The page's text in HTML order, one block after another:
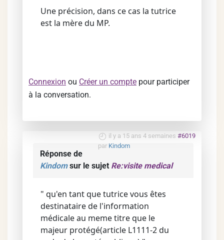
Une précision, dans ce cas la tutrice
est la mère du MP.
Connexion ou Créer un compte pour participer
à la conversation.
il y a 15 ans 4 semaines #6019
par Kindom
Réponse de
Kindomsur le sujet Re:visite medical
" qu'en tant que tutrice vous êtes
destinataire de l'information
médicale au meme titre que le
majeur protégé(article L1111-2 du